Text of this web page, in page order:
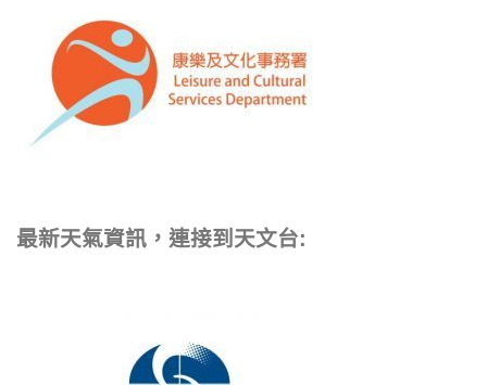
最新天氣資訊，連接到天文台: